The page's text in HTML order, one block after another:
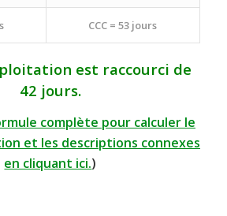
CCC =53 jours
est raccourci de
42 jours.
complète pour calculer le
et les descriptions connexes
en cliquant ici.)